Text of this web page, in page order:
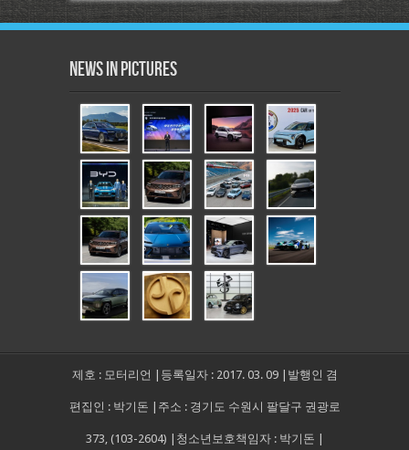
News in Pictures
제호 : 모터리언 |등록일자 : 2017. 03. 09 |발행인 겸
편집인 : 박기돈 |주소 : 경기도 수원시 팔달구 권광로
373, (103-2604) |청소년보호책임자 : 박기돈 |